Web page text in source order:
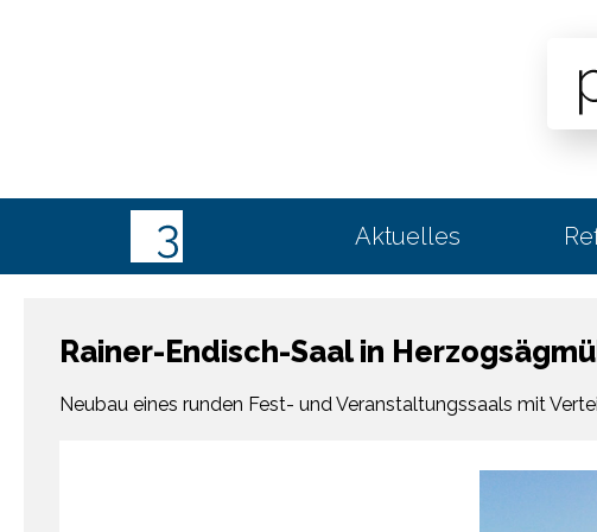
Aktuelles
Rainer-Endisch-Saal in
Neubau eines runden Fest- und Veranstaltungssaals mit